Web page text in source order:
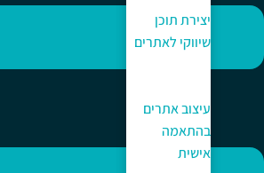
יצירת תוכן
שיווקי לאתרים
עיצוב אתרים
בהתאמה
אישית